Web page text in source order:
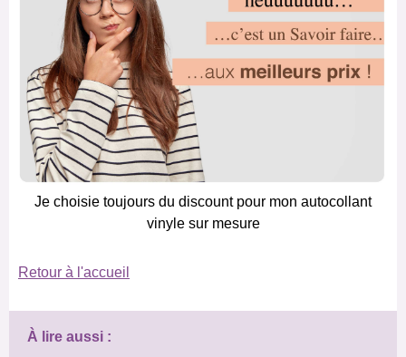
Je choisie toujours du discount pour mon autocollant
vinyle sur mesure
Retour à l'accueil
À lire aussi :